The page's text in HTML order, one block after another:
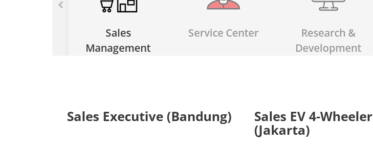
Sales
Management
Service Center
Research &
Development
Sales Executive (Bandung) Sales EV 4-Wheeler
(Jakarta)